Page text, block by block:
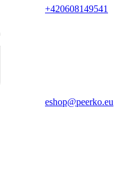
+420608149541
eshop@peerko.eu